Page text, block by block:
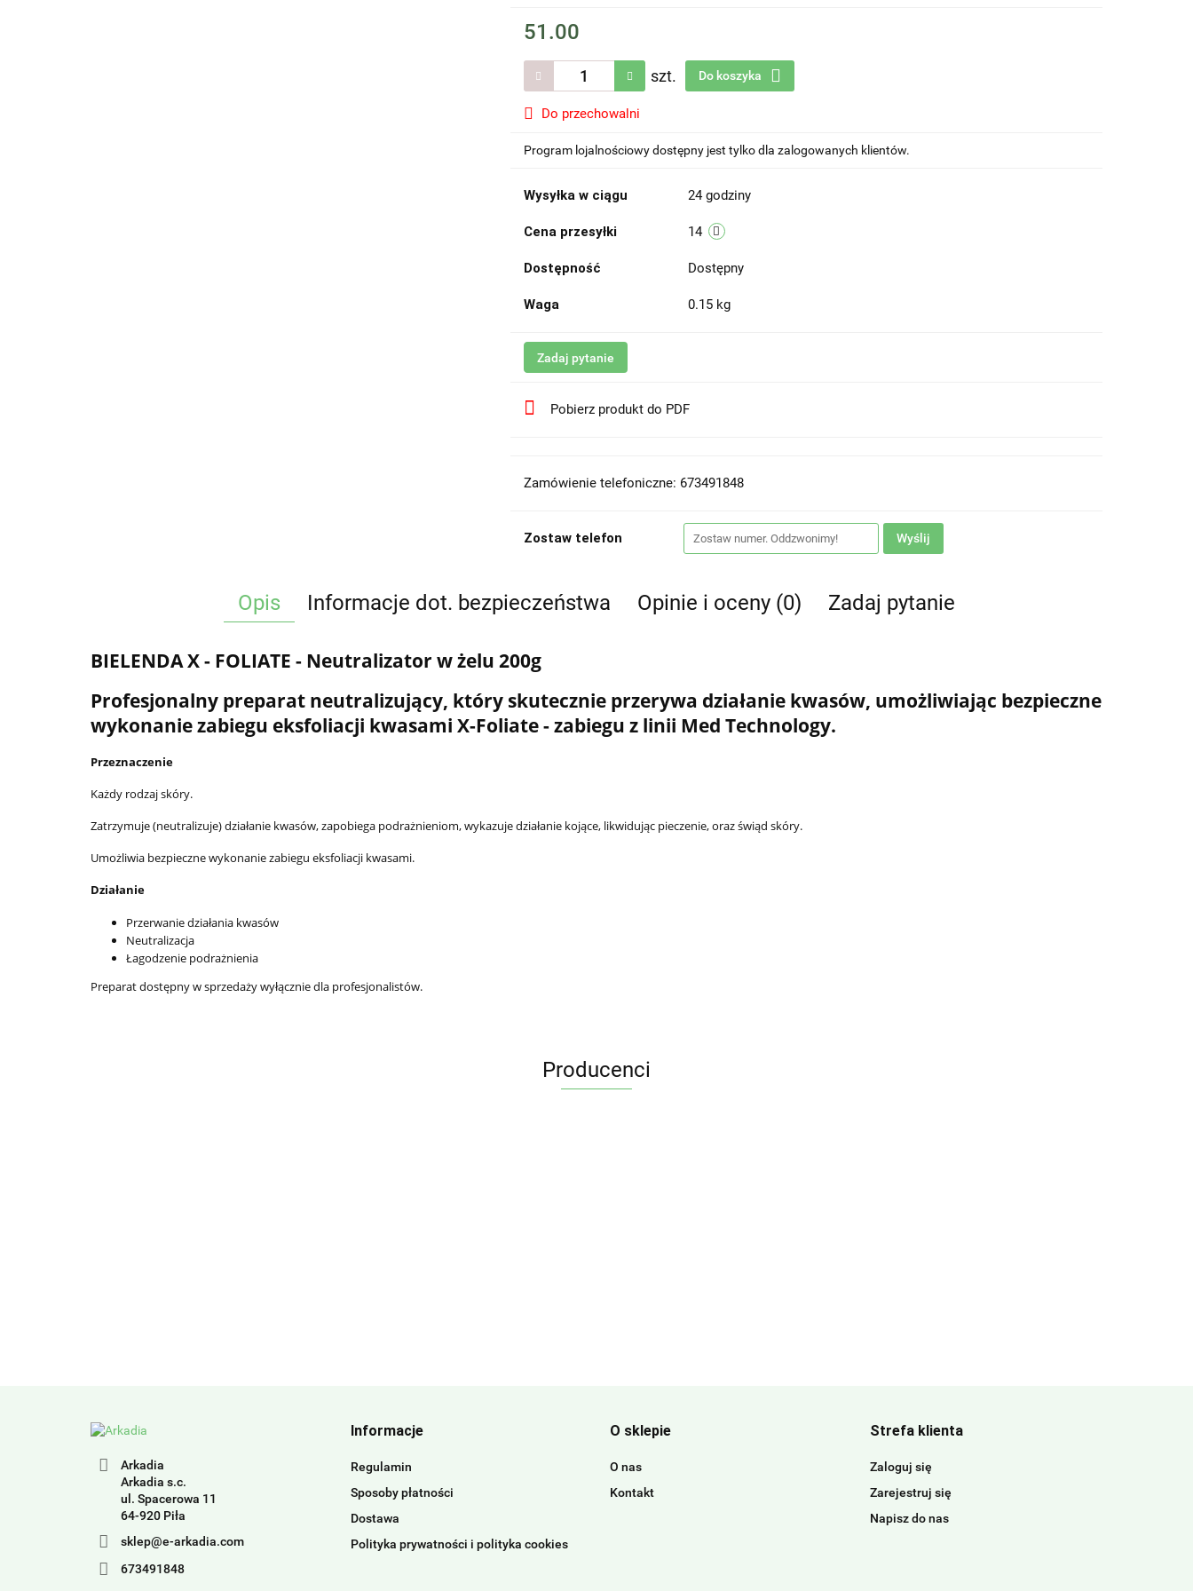
51.00
szt. Do koszyka
Do przechowalni
Program lojalnościowy dostępny jest tylko dla zalogowanych klientów.
Wysyłka w ciągu 24 godziny
Cena przesyłki 14
Dostępność Dostępny
Waga 0.15 kg
Zadaj pytanie
Pobierz produkt do PDF
Zamówienie telefoniczne: 673491848
Zostaw telefon Wyślij
Opis Informacje dot. bezpieczeństwa Opinie i oceny (0) Zadaj pytanie
BIELENDA X - FOLIATE - Neutralizator w żelu 200g
Profesjonalny preparat neutralizujący, który skutecznie przerywa działanie kwasów, umożliwiając bezpieczne
wykonanie zabiegu eksfoliacji kwasami X-Foliate - zabiegu z linii Med Technology.
Przeznaczenie
Każdy rodzaj skóry.
Zatrzymuje (neutralizuje) działanie kwasów, zapobiega podrażnieniom, wykazuje działanie kojące, likwidując pieczenie, oraz świąd skóry.
Umożliwia bezpieczne wykonanie zabiegu eksfoliacji kwasami.
Działanie
Przerwanie działania kwasów
Neutralizacja
Łagodzenie podrażnienia
Preparat dostępny w sprzedaży wyłącznie dla profesjonalistów.
Producenci
Arkadia
Arkadia s.c.
ul. Spacerowa 11
64-920 Piła
sklep@e-arkadia.com
673491848
Informacje
Regulamin
Sposoby płatności
Dostawa
Polityka prywatności i polityka cookies
O sklepie
O nas
Kontakt
Strefa klienta
Zaloguj się
Zarejestruj się
Napisz do nas